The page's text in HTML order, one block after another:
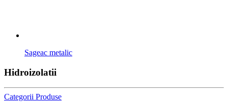
Sageac metalic
Hidroizolatii
Categorii Produse